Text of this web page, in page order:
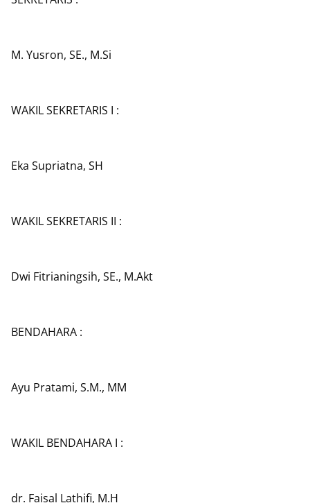
M. Yusron, SE., M.Si
WAKIL SEKRETARIS I :
Eka Supriatna, SH
WAKIL SEKRETARIS II :
Dwi Fitrianingsih, SE., M.Akt
BENDAHARA :
Ayu Pratami, S.M., MM
WAKIL BENDAHARA I :
dr. Faisal Lathifi, M.H